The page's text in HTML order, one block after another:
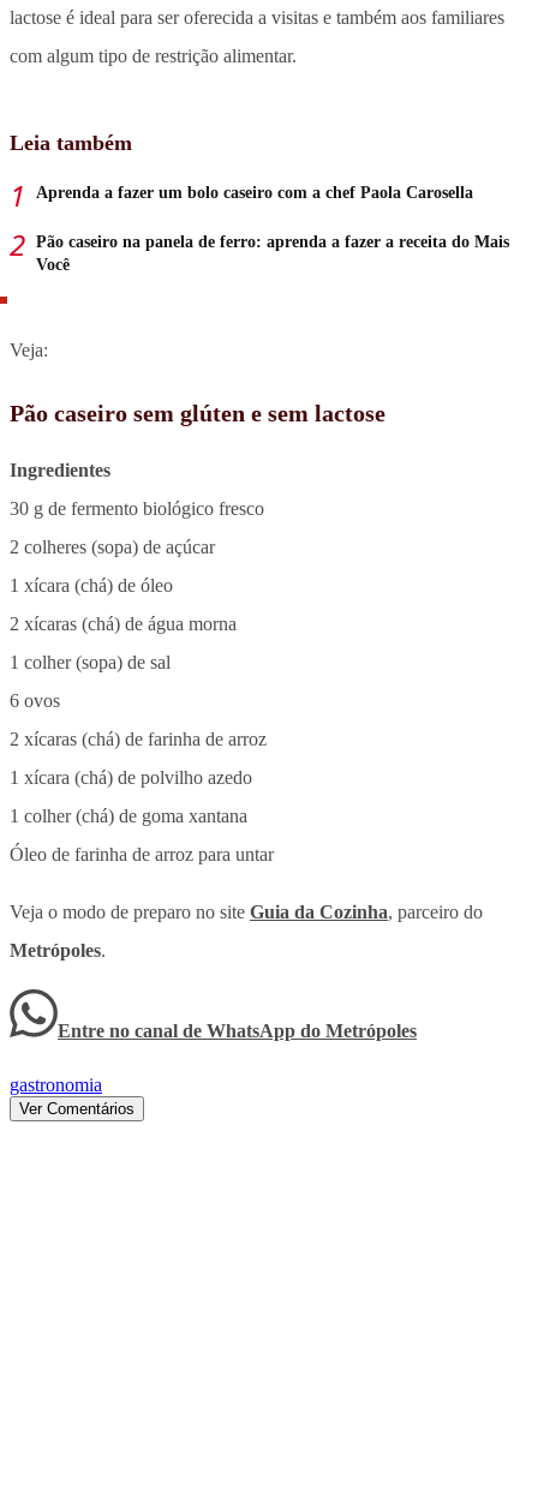
lactose é ideal para ser oferecida a visitas e também aos familiares
com algum tipo de restrição alimentar.
Leia também
Aprenda a fazer um bolo caseiro com a chef Paola Carosella
Pão caseiro na panela de ferro: aprenda a fazer a receita do Mais
Você
Veja:
Pão caseiro sem glúten e sem lactose
Ingredientes
30 g de fermento biológico fresco
2 colheres (sopa) de açúcar
1 xícara (chá) de óleo
2 xícaras (chá) de água morna
1 colher (sopa) de sal
6 ovos
2 xícaras (chá) de farinha de arroz
1 xícara (chá) de polvilho azedo
1 colher (chá) de goma xantana
Óleo de farinha de arroz para untar
Veja o modo de preparo no site Guia da Cozinha, parceiro do
Metrópoles.
Entre no canal de WhatsApp do Metrópoles
gastronomia
Ver Comentários